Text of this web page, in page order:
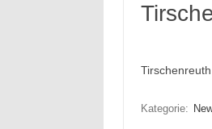
Kategorie: